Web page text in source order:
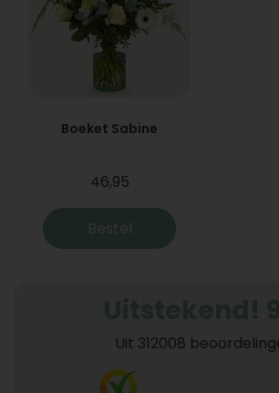
Boeket Sabine
46,95
Bestel
Uit 312008